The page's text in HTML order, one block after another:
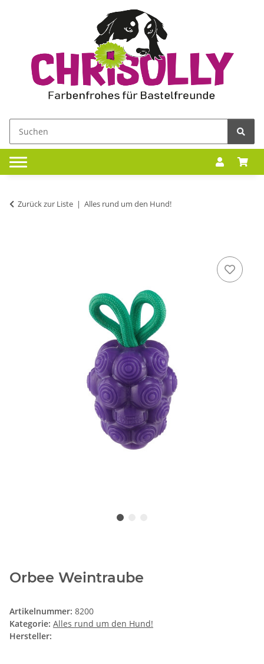
Zurück zur Liste Alles rund um den Hund!
Orbee Weintraube
Artikelnummer: 8200
Kategorie: Alles rund um den Hund!
Hersteller: